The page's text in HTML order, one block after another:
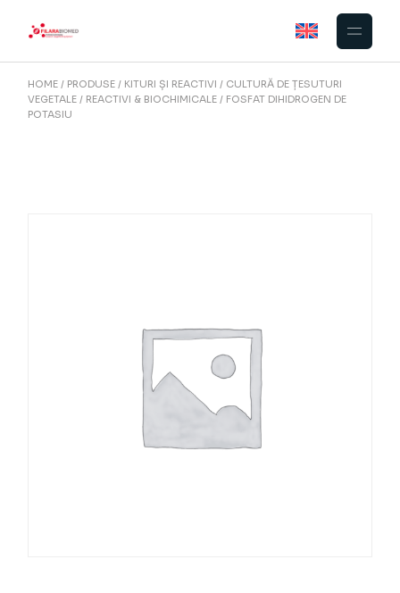
HOME PRODUSE KITURI ȘI REACTIVI
CULTURĂ DE ȚESUTURI
VEGETALE
REACTIVI & BIOCHIMICALE
FOSFAT DIHIDROGEN DE
POTASIU